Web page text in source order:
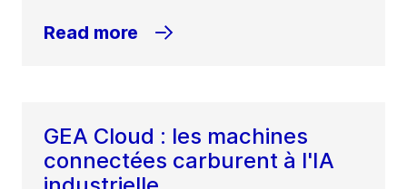
Read more
GEA Cloud : les machines
connectées carburent à l'IA